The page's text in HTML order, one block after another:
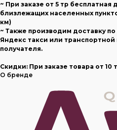
~ При заказе от 5 тр
близлежащих населенных
км)
~ Также производим доставку
Яндекс такси или транспортной
получателя.
Скидки: При заказе товара от 10
О бренде